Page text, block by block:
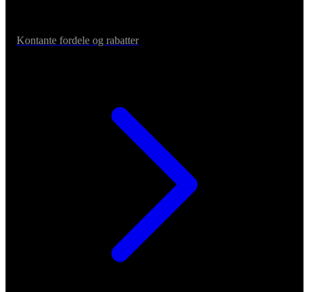
Kontante fordele og rabatter